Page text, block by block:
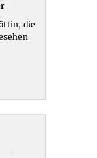
die